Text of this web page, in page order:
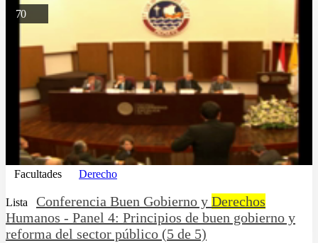
70
Facultades Derecho
Lista Conferencia Buen Gobierno y Derechos
Humanos - Panel 4: Principios de buen gobierno y
reforma del sector público (5 de 5)